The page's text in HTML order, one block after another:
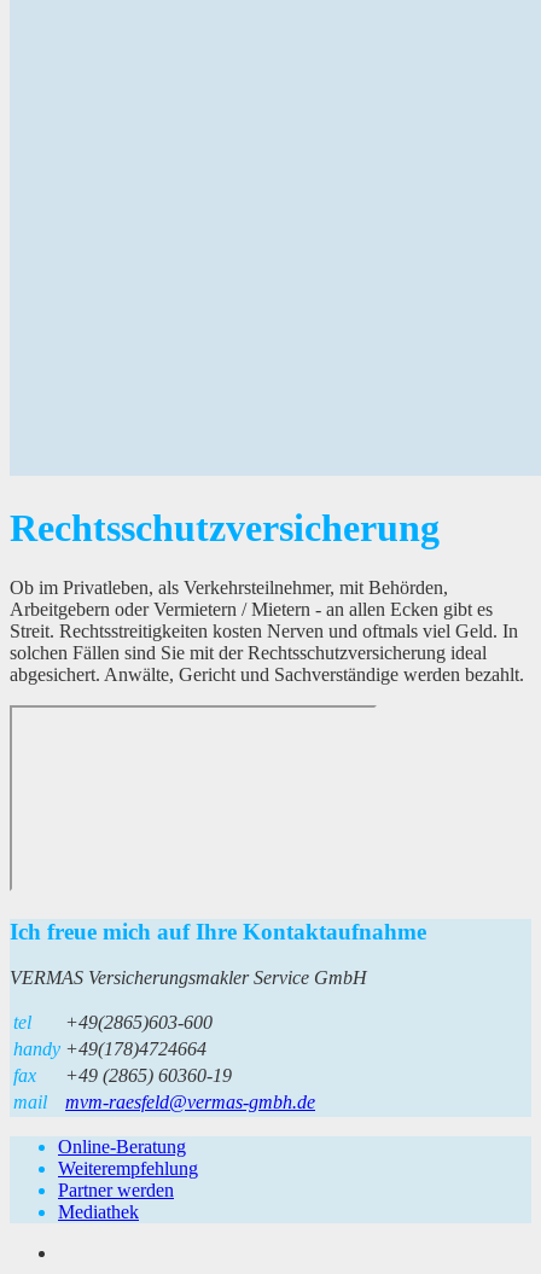
Rechtsschutzversicherung
Ob im Privatleben, als Verkehrsteilnehmer, mit Behörden,
Arbeitgebern oder Vermietern / Mietern - an allen Ecken gibt es
Streit. Rechtsstreitigkeiten kosten Nerven und oftmals viel Geld. In
solchen Fällen sind Sie mit der Rechtsschutzversicherung ideal
abgesichert. Anwälte, Gericht und Sachverständige werden bezahlt.
Ich freue mich auf Ihre Kontaktaufnahme
VERMAS Versicherungsmakler Service GmbH
tel
+49(2865)603-600
handy +49(178)4724664
fax
+49 (2865) 60360-19
mail
mvm-raesfeld@vermas-gmbh.de
Online-Beratung
Weiterempfehlung
Partner werden
Mediathek